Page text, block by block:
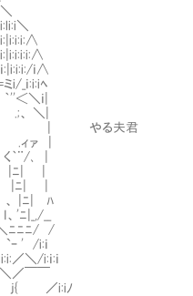
∧
ﾍ
|
|
夫君
|
､ |
ﾆ| |
|ﾆ| |
|ﾆ| ﾊ
|_,/__
ﾆﾆ/ /
' /i:ｉ
/i:ｉ:ｉ
￣￣
j{ ／i:iﾉ